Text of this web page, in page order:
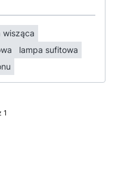
wisząca
lampa sufitowa
1